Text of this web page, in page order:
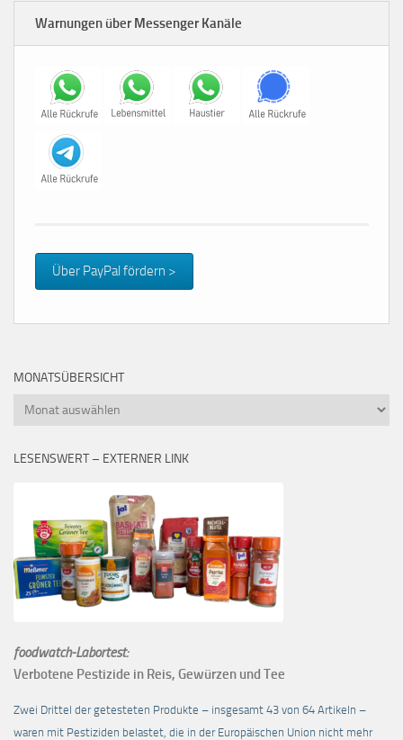
Warnungen über Messenger Kanäle
Über PayPal fördern >
MONATSÜBERSICHT
Monatsübersicht
LESENSWERT – EXTERNER LINK
foodwatch-Labortest:
Verbotene Pestizide in Reis, Gewürzen und Tee
Zwei Drittel der getesteten Produkte – insgesamt 43 von 64 Artikeln –
waren mit Pestiziden belastet, die in der Europäischen Union nicht mehr